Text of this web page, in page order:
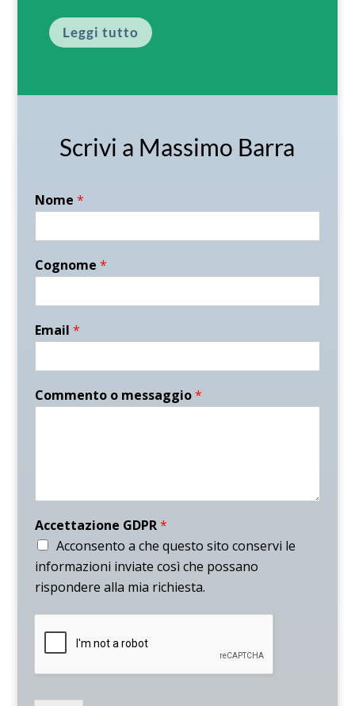
Leggi tutto
Scrivi a Massimo Barra
Nome *
Cognome *
Email *
Commento o messaggio*
Accettazione GDPR*
Acconsento a che questo sito conservi le
informazioni inviate così che possano
rispondere alla mia richiesta.